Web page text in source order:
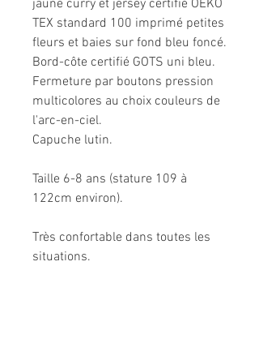
jaune curry et jersey certifié OEKO
TEX standard 100 imprimé petites
fleurs et baies sur fond bleu foncé.
Bord-côte certifié GOTS uni bleu.
Fermeture par boutons pression
multicolores au choix couleurs de
l'arc-en-ciel.
Capuche lutin.
Taille 6-8 ans (stature 109 à
122cm environ).
Très confortable dans toutes les
situations.